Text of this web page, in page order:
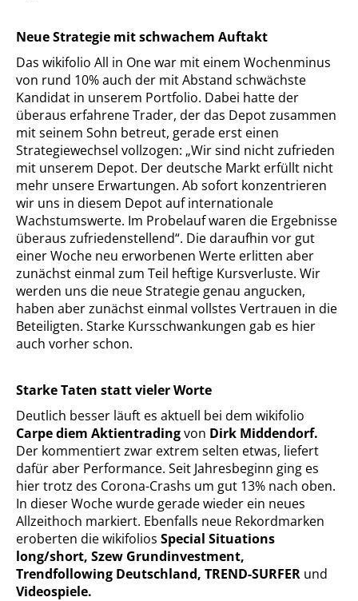
Neue Strategie mit schwachem Auftakt
Das wikifolio All in One war mit einem Wochenminus
von rund 10% auch der mit Abstand schwächste
Kandidat in unserem Portfolio. Dabei hatte der
überaus erfahrene Trader, der das Depot zusammen
mit seinem Sohn betreut, gerade erst einen
Strategiewechsel vollzogen: „Wir sind nicht zufrieden
mit unserem Depot. Der deutsche Markt erfüllt nicht
mehr unsere Erwartungen. Ab sofort konzentrieren
wir uns in diesem Depot auf internationale
Wachstumswerte. Im Probelauf waren die Ergebnisse
überaus zufriedenstellend“. Die daraufhin vor gut
einer Woche neu erworbenen Werte erlitten aber
zunächst einmal zum Teil heftige Kursverluste. Wir
werden uns die neue Strategie genau angucken,
haben aber zunächst einmal vollstes Vertrauen in die
Beteiligten. Starke Kursschwankungen gab es hier
auch vorher schon.
Starke Taten statt vieler Worte
Deutlich besser läuft es aktuell bei dem wikifolio
Carpe diem Aktientradingvon Dirk Middendorf.
Der kommentiert zwar extrem selten etwas, liefert
dafür aber Performance. Seit Jahresbeginn ging es
hier trotz des Corona-Crashs um gut 13% nach oben.
In dieser Woche wurde gerade wieder ein neues
Allzeithoch markiert. Ebenfalls neue Rekordmarken
eroberten die wikifolios Special Situations
long/short, Szew Grundinvestment,
Trendfollowing Deutschland, TREND-SURFER und
Videospiele.